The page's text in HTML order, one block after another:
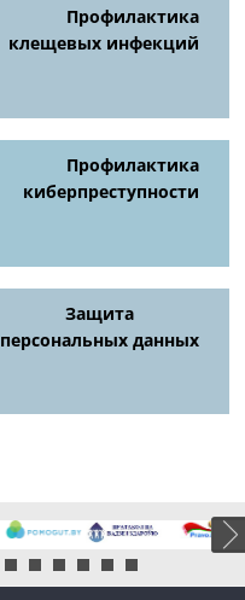
Профилактика
клещевых инфекций
Профилактика
киберпреступности
Защита
персональных данных